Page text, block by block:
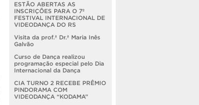
ESTÃO ABERTAS AS
INSCRIÇÕES PARA O 7º
FESTIVAL INTERNACIONAL DE
VIDEODANÇA DO RS
Visita da prof.ª Dr.ª Maria Inês
Galvão
Curso de Dança realizou
programação especial pelo Dia
Internacional da Dança
CIA TURNO 2 RECEBE PRÊMIO
PINDORAMA COM
VIDEODANÇA “KODAMA”